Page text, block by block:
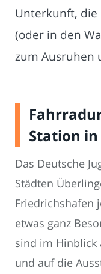
Unterkunft, die
(oder in den
zum Ausruhen
Station
Das Deutsche
Städten
Friedrichshafen
etwas ganz
sind im Hinblick
und auf die